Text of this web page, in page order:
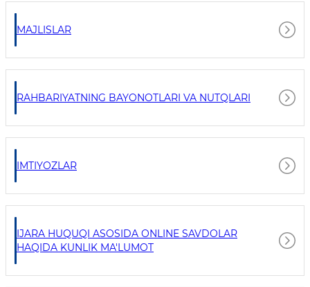
MAJLISLAR
RAHBARIYATNING BAYONOTLARI VA NUTQLARI
IMTIYOZLAR
IJARA HUQUQI ASOSIDA ONLINE SAVDOLAR
HAQIDA KUNLIK MA'LUMOT